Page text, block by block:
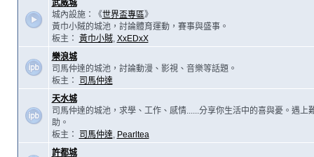
武威城
城內設施：《世界盃專區》
黃巾小賊的城池，討論體育運動，賽事與盛事。
板主： 黃巾小賊, XxEDxX
樂浪城
司馬仲達的城池，討論動漫、影視、音樂等話題。
板主：
司馬仲達
天水城
司馬仲達的城池，求學、工作、感情......分享你生活中的喜與憂。遇上
助。
板主：
司馬仲達, Pearltea
許都城